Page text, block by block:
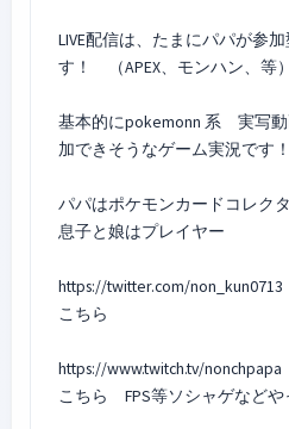
LIVE配信は、たまにパパが参
す！ （APEX、モンハン、等）
基本的にpokemonn 系 実
加できそうなゲーム実況です！
パパはポケモンカードコレク
息子と娘はプレイヤー
https://twitter.com/
こちら
https://www.twitch.tv/
こちら FPS等ソシャゲなどや